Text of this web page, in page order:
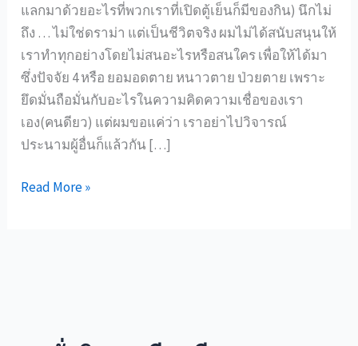
แลกมาด้วยอะไรที่พวกเราที่เปิดตู้เย็นก็มีของกิน) นึกไม่
ถึง … ไม่ใช่ดราม่า แต่เป็นชีวิตจริง ผมไม่ได้สนับสนุนให้
เราทำทุกอย่างโดยไม่สนอะไรหรือสนใคร เพื่อให้ได้มา
ซึ่งปัจจัย 4 หรือ ยอมอดตาย หนาวตาย ป่วยตาย เพราะ
ยึดมั่นถือมั่นกับอะไรในความคิดความเชื่อของเรา
เอง(คนดียว) แต่ผมขอแค่ว่า เราอย่าไปวิจารณ์
ประนามผู้อื่นก็แล้วกัน […]
ยุติ
Read More »